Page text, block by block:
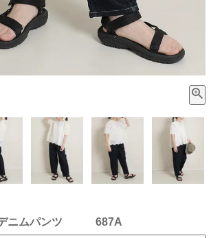
デニムパンツ 687A